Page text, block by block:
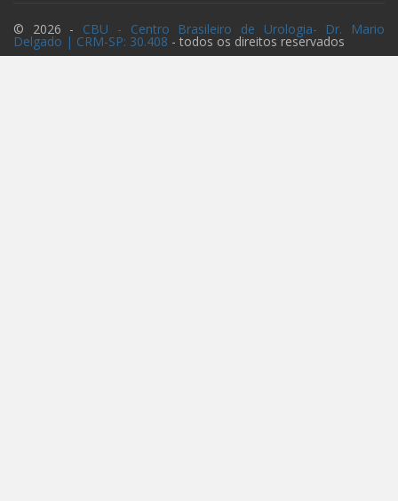
© 2026 - CBU - Centro Brasileiro de Urologia- Dr. Mario
Delgado | CRM-SP: 30.408 - todos os direitos reservados
Desenvolvido